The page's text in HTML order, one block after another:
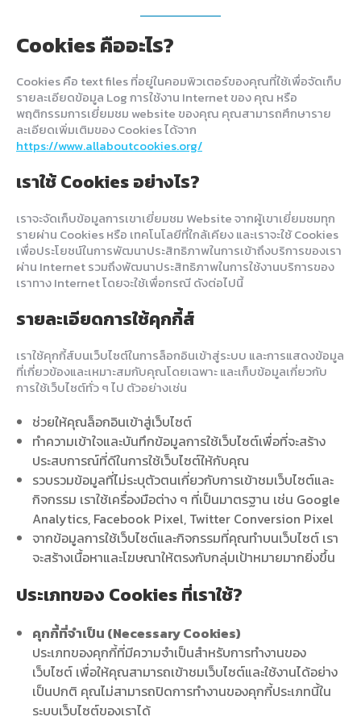
Cookies คืออะไร?
Cookies คือ text files ที่อยู่ในคอมพิวเตอร์ของคุณที่ใช้เพื่อจัดเก็บ
รายละเอียดข้อมูล Log การใช้งาน Internet ของ คุณ หรือ
พฤติกรรมการเยี่ยมชม website ของคุณ คุณสามารถศึกษาราย
ละเอียดเพิ่มเติมของ Cookies ได้จาก
https://www.allaboutcookies.org/
เราใช้ Cookies อย่างไร?
เราจะจัดเก็บข้อมูลการเขาเยี่ยมชม Website จากผู้เขาเยี่ยมชมทุก
รายผ่าน Cookies หรือ เทคโนโลยีที่ใกล้เคียง และเราจะใช้ Cookies
เพื่อประโยชน์ในการพัฒนาประสิทธิภาพในการเข้าถึงบริการของเรา
ผ่าน Internet รวมถึงพัฒนาประสิทธิภาพในการใช้งานบริการของ
เราทาง Internet โดยจะใช้เพื่อกรณี ดังต่อไปนี้
รายละเอียดการใช้คุกกี้ส์
เราใช้คุกกี้ส์บนเว็บไซต์ในการล็อกอินเข้าสู่ระบบ และการแสดงข้อมูล
ที่เกี่ยวข้องและเหมาะสมกับคุณโดยเฉพาะ และเก็บข้อมูลเกี่ยวกับ
การใช้เว็บไซต์ทั่ว ๆ ไป ตัวอย่างเช่น
ช่วยให้คุณล็อกอินเข้าสู่เว็บไซต์
ทำความเข้าใจและบันทึกข้อมูลการใช้เว็บไซต์เพื่อที่จะสร้าง
ประสบการณ์ที่ดีในการใช้เว็บไซต์ให้กับคุณ
รวบรวมข้อมูลที่ไม่ระบุตัวตนเกี่ยวกับการเข้าชมเว็บไซต์และ
กิจกรรม เราใช้เครื่องมือต่าง ๆ ที่เป็นมาตรฐาน เช่น Google
Analytics, Facebook Pixel, Twitter Conversion Pixel
จากข้อมูลการใช้เว็บไซต์และกิจกรรมที่คุณทำบนเว็บไซต์ เรา
จะสร้างเนื้อหาและโฆษณาให้ตรงกับกลุ่มเป้าหมายมากยิ่งขึ้น
ประเภทของ Cookies ที่เราใช้?
คุกกี้ที่จำเป็น (Necessary Cookies)
ประเภทของคุกกี้ที่มีความจำเป็นสำหรับการทำงานของ
เว็บไซต์ เพื่อให้คุณสามารถเข้าชมเว็บไซต์และใช้งานได้อย่าง
เป็นปกติ คุณไม่สามารถปิดการทำงานของคุกกี้ประเภทนี้ใน
ระบบเว็บไซต์ของเราได้